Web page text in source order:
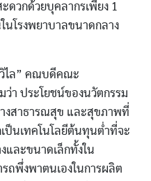
ดวกด้วยบุคลากรเพียง 1
นโรงพยาบาลขนาดกลาง
ล” คณบดีคณะ
ว่า ประโยชน์ของนวัตกรรม
งสาธารณสุข และสุขภาพที่
ป็นเทคโนโลยีต้นทุนต่ำที่จะ
ละขนาดเล็กทั้งใน
ถพึ่งพาตนเองในการผลิต